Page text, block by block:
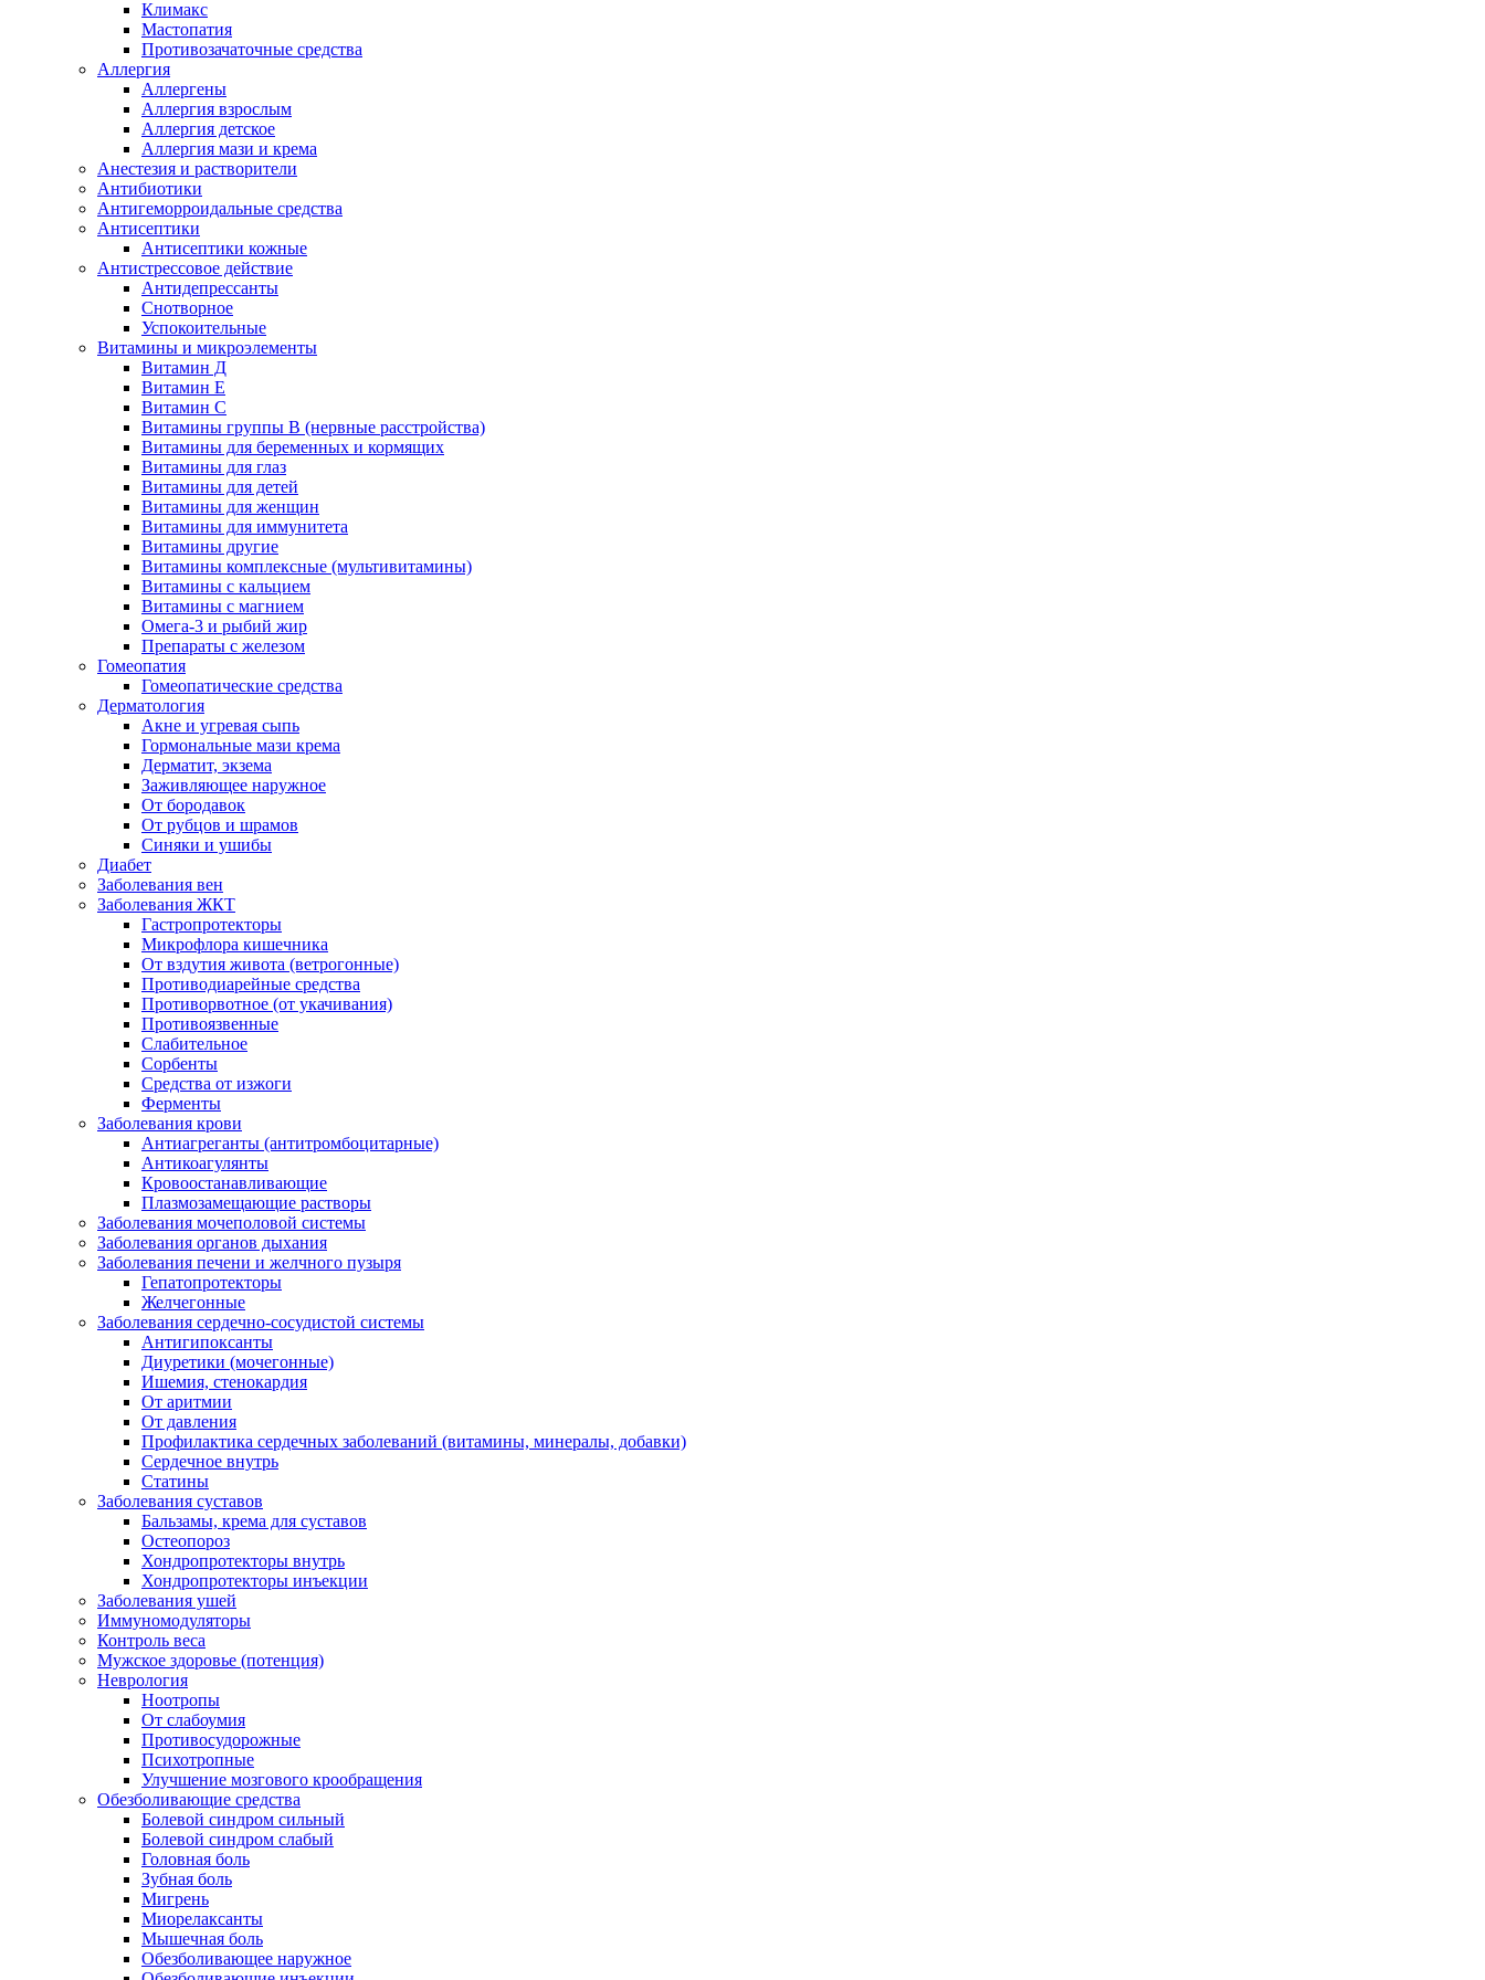
Климакс
Мастопатия
Противозачаточные средства
Аллергия
Аллергены
Аллергия взрослым
Аллергия детское
Аллергия мази и крема
Анестезия и растворители
Антибиотики
Антигеморроидальные средства
Антисептики
Антисептики кожные
Антистрессовое действие
Антидепрессанты
Снотворное
Успокоительные
Витамины и микроэлементы
Витамин Д
Витамин Е
Витамин С
Витамины группы В (нервные расстройства)
Витамины для беременных и кормящих
Витамины для глаз
Витамины для детей
Витамины для женщин
Витамины для иммунитета
Витамины другие
Витамины комплексные (мультивитамины)
Витамины с кальцием
Витамины с магнием
Омега-3 и рыбий жир
Препараты с железом
Гомеопатия
Гомеопатические средства
Дерматология
Акне и угревая сыпь
Гормональные мази крема
Дерматит, экзема
Заживляющее наружное
От бородавок
От рубцов и шрамов
Синяки и ушибы
Диабет
Заболевания вен
Заболевания ЖКТ
Гастропротекторы
Микрофлора кишечника
От вздутия живота (ветрогонные)
Противодиарейные средства
Противорвотное (от укачивания)
Противоязвенные
Слабительное
Сорбенты
Средства от изжоги
Ферменты
Заболевания крови
Антиагреганты (антитромбоцитарные)
Антикоагулянты
Кровоостанавливающие
Плазмозамещающие растворы
Заболевания мочеполовой системы
Заболевания органов дыхания
Заболевания печени и желчного пузыря
Гепатопротекторы
Желчегонные
Заболевания сердечно-сосудистой системы
Антигипоксанты
Диуретики (мочегонные)
Ишемия, стенокардия
От аритмии
От давления
Профилактика сердечных заболеваний (витамины, минералы, добавки)
Сердечное внутрь
Статины
Заболевания суставов
Бальзамы, крема для суставов
Остеопороз
Хондропротекторы внутрь
Хондропротекторы инъекции
Заболевания ушей
Иммуномодуляторы
Контроль веса
Мужское здоровье (потенция)
Неврология
Ноотропы
От слабоумия
Противосудорожные
Психотропные
Улучшение мозгового крообращения
Обезболивающие средства
Болевой синдром сильный
Болевой синдром слабый
Головная боль
Зубная боль
Мигрень
Миорелаксанты
Мышечная боль
Обезболивающее наружное